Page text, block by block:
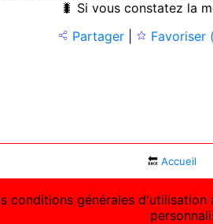
🐛 Si vous constatez la
Partager
Favoriser
🔙 Accueil
conditions générales